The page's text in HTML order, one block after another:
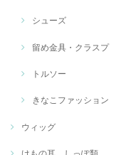
シューズ
留め金具・クラスプ
トルソー
きなこファッション
ウィッグ